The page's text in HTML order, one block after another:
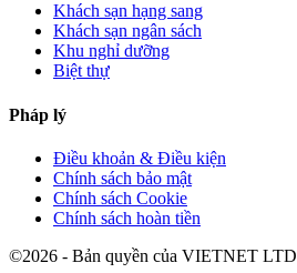
Khách sạn hạng sang
Khách sạn ngân sách
Khu nghỉ dưỡng
Biệt thự
Pháp lý
Điều khoản & Điều kiện
Chính sách bảo mật
Chính sách Cookie
Chính sách hoàn tiền
©2026 - Bản quyền của VIETNET LTD